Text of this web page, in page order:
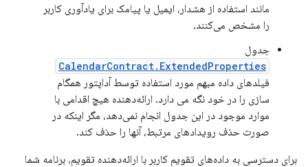
مانند استفاده از هشدار، ایمیل یا پیامک برای یادآوری کاربر
را مشخص می‌کنند.
جدول
CalendarContract.ExtendedProperties
فیلدهای داده مبهم مورد استفاده توسط آداپتور همگام
سازی را در خود نگه می دارد. ارائه‌دهنده هیچ اقدامی با
موارد موجود در این جدول انجام نمی‌دهد، مگر اینکه در
صورت حذف رویدادهای مرتبط، آنها را حذف کند.
برای دسترسی به داده‌های تقویم کاربر با ارائه‌دهنده تقویم، برنامه شما